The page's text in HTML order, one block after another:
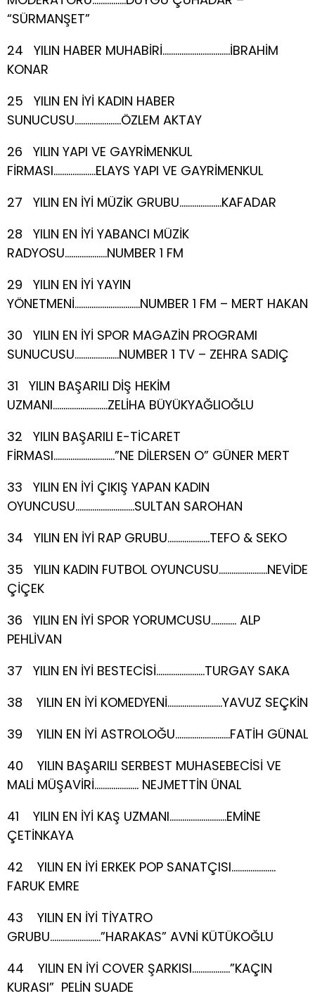
“SÜRMANŞET”
24 YILIN HABER MUHABİRİ…………………………..İBRAHİM
KONAR
25 YILIN EN İYİ KADIN HABER
SUNUCUSU………………….ÖZLEM AKTAY
26 YILIN YAPI VE GAYRİMENKUL
FİRMASI………………..ELAYS YAPI VE GAYRİMENKUL
27 YILIN EN İYİ MÜZİK GRUBU………………..KAFADAR
28 YILIN EN İYİ YABANCI MÜZİK
RADYOSU………………..NUMBER 1 FM
29 YILIN EN İYİ YAYIN
YÖNETMENİ………………………….NUMBER 1 FM – MERT HAKAN
30 YILIN EN İYİ SPOR MAGAZİN PROGRAMI
SUNUCUSU…………………NUMBER 1 TV – ZEHRA SADIÇ
31 YILIN BAŞARILI DİŞ HEKİM
UZMANI……………………..ZELİHA BÜYÜKYAĞLIOĞLU
32 YILIN BAŞARILI E-TİCARET
FİRMASI………………………..”NE DİLERSEN O” GÜNER MERT
33 YILIN EN İYİ ÇIKIŞ YAPAN KADIN
OYUNCUSU……………………….SULTAN SAROHAN
34 YILIN EN İYİ RAP GRUBU………………..TEFO & SEKO
35 YILIN KADIN FUTBOL OYUNCUSU…………………..NEVİDE
ÇİÇEK
36 YILIN EN İYİ SPOR YORUMCUSU………… ALP
PEHLİVAN
37 YILIN EN İYİ BESTECİSİ…………………..TURGAY SAKA
38 YILIN EN İYİ KOMEDYENİ……………………..YAVUZ SEÇKİN
39 YILIN EN İYİ ASTROLOĞU……………………..FATİH GÜNAL
40 YILIN BAŞARILI SERBEST MUHASEBECİSİ VE
MALİ MÜŞAVİRİ………………… NEJMETTİN ÜNAL
41 YILIN EN İYİ KAŞ UZMANI………………………EMİNE
ÇETİNKAYA
42 YILIN EN İYİ ERKEK POP SANATÇISI…………………
FARUK EMRE
43 YILIN EN İYİ TİYATRO
GRUBU……………………”HARAKAS” AVNİ KÜTÜKOĞLU
44 YILIN EN İYİ COVER ŞARKISI………………”KAÇIN
KURASI” PELİN SUADE